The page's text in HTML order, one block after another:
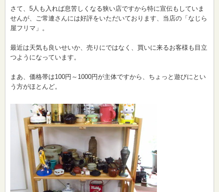
さて、5人も入れば息苦しくなる狭い店ですから特に宣伝もしていま
せんが、ご常連さんには好評をいただいております、当店の「なじら
屋フリマ」。
最近は天気も良いせいか、売りにではなく、買いに来るお客様も目立
つようになっています。
まあ、価格帯は100円～1000円が主体ですから、ちょっと遊びにとい
う方がほとんど。